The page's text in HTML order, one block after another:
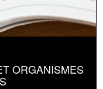
ORGANISMES